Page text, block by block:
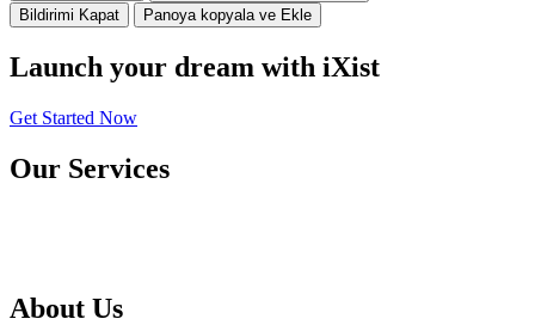
Bildirimi Kapat
Panoya kopyala ve Ekle
Launch your dream with iXist
Get Started Now
Our Services
About Us